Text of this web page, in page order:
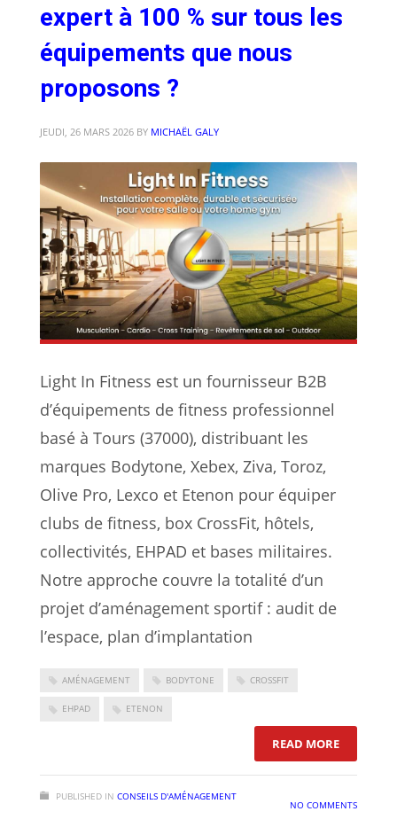
expert à 100 % sur tous les
équipements que nous
proposons ?
JEUDI, 26 MARS 2026 BY MICHAËL GALY
Light In Fitness est un fournisseur B2B
d’équipements de fitness professionnel
basé à Tours (37000), distribuant les
marques Bodytone, Xebex, Ziva, Toroz,
Olive Pro, Lexco et Etenon pour équiper
clubs de fitness, box CrossFit, hôtels,
collectivités, EHPAD et bases militaires.
Notre approche couvre la totalité d’un
projet d’aménagement sportif : audit de
l’espace, plan d’implantation
AMÉNAGEMENT BODYTONE CROSSFIT
EHPAD ETENON
READ MORE:
PUBLISHED IN CONSEILS D'AMÉNAGEMENT
NO COMMENTS